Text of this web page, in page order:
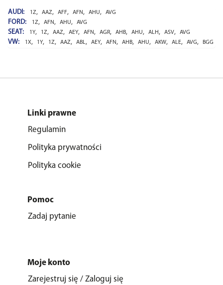
AUDI: 1Z, AAZ, AFF, AFN , AHU, AVG
FORD: 1Z, AFN , AHU, AVG
SEAT: 1Y, 1Z, AAZ, AEY, AFN , AGR, AHB, AHU, ALH , ASV, AVG
VW: 1X, 1Y, 1Z, AAZ, ABL, AEY, AFN , AHB, AHU, AKW, ALE, AVG, BGG
Linki prawne
Regulamin
Polityka prywatności
Polityka cookie
Pomoc
Zadaj pytanie
Moje konto
Zarejestruj się / Zaloguj się